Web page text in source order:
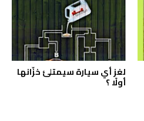
لغز أي سيارة سيمتلئ خزّانها
أولًا ؟